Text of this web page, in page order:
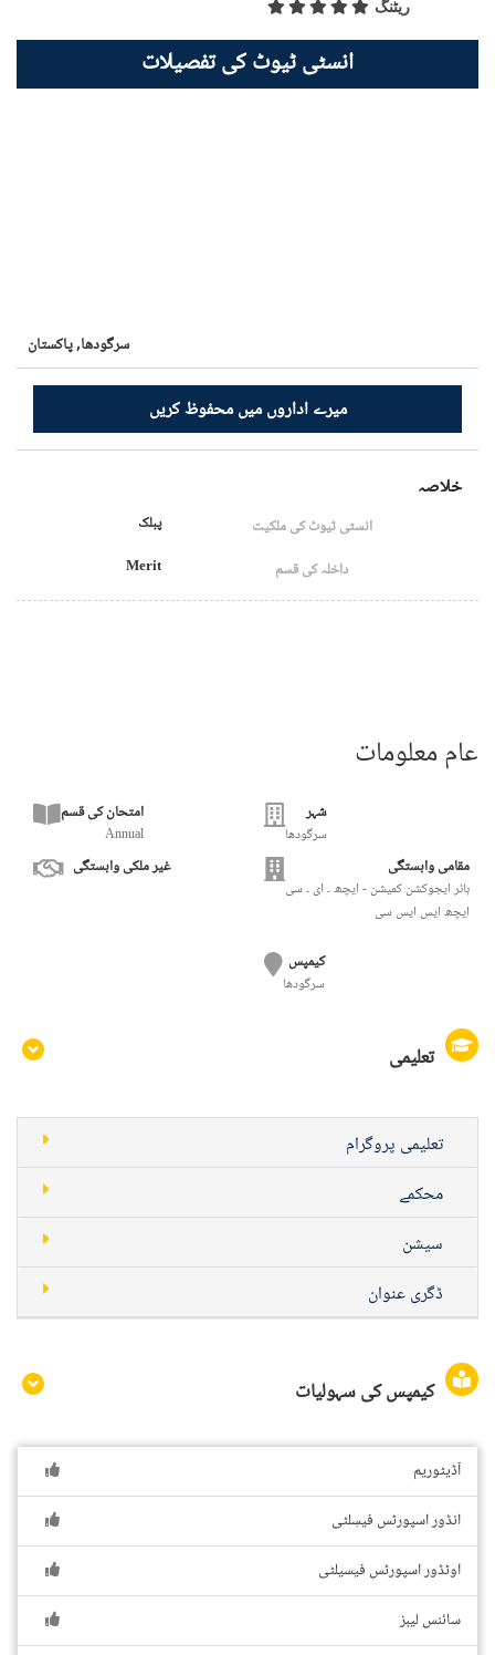
ریٹنگ
انسٹی ٹیوٹ کی تفصیلات
سرگودھا,پاکستان
میرے اداروں میں محفوظ کریں
خلاصہ
انسٹی ٹیوٹ کی ملکیت
پبلک
داخلہ کی قسم
Merit
عام معلومات
شہر
سرگودھا
امتحان کی قسم
Annual
مقامی وابستگی
ہائر ایجوکشن کمیشن - ایچھ ۔ ای ۔ سی
ایچھ ایس ایس سی
غیر ملکی وابستگی
کیمپس
سرگودھا
تعلیمی
تعلیمی پروگرام
محکمے
سیشن
ڈگری عنوان
کیمپس کی سہولیات
آڈیٹوریم
انڈور اسپورٹس فیسِلٹی
اوٹڈور اسپورٹس فیسیلٹی
سائنس لیبز